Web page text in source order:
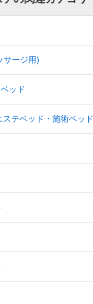
サージ用)
ッド
テベッド・施術ベッド